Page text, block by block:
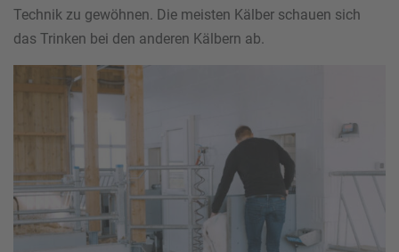
Technik zu gewöhnen. Die meisten Kälber schauen sich
das Trinken bei den anderen Kälbern ab.